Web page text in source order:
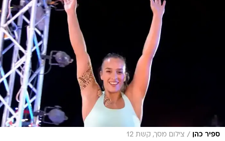
ספיר כהן / צילום מסך, קשת 12